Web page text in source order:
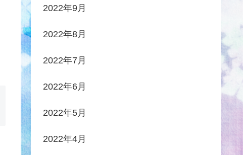
2022年9月
2022年8月
2022年7月
2022年6月
2022年5月
2022年4月